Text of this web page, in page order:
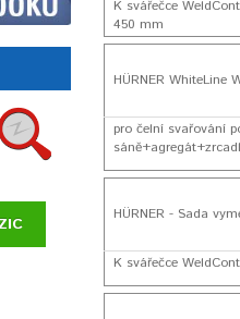
K svářečce
450 mm
HÜRNER WhiteLine
pro čelní svařování
HÜRNER - Sada
K svářečce